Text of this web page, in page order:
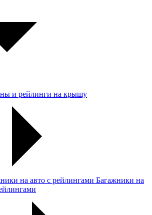
и рейлинги на крышу
Багажники на